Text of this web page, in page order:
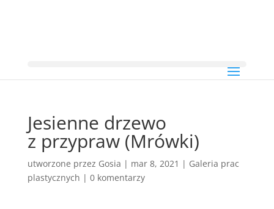
Jesienne drzewo
z przypraw (Mrówki)
utworzone przez Gosia | mar 8, 2021 | Galeria prac
plastycznych | 0 komentarzy